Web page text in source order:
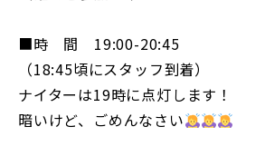
■時 間 19:00-20:45
（18:45頃にスタッフ到着）
ナイターは19時に点灯します！
暗いけど、ごめんなさい